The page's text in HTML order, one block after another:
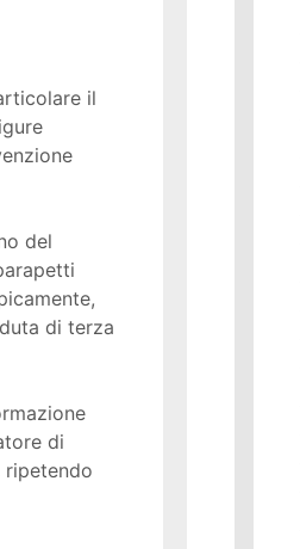
il
del
di terza
di
ripetendo